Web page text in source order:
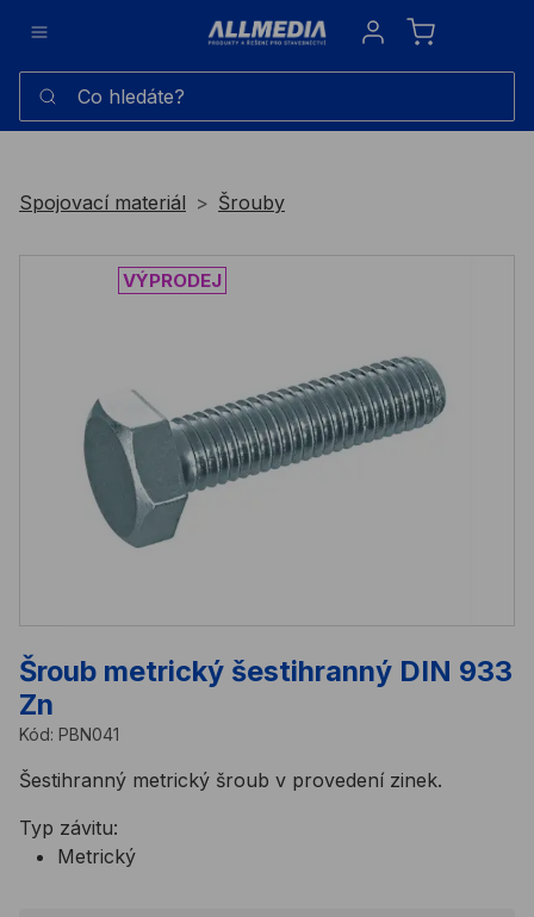
Sign in
Co hledáte?
Spojovací materiál Šrouby
Šroub metrický šestihranný DIN 933
Zn
Kód: PBN041
Šestihranný metrický šroub v provedení zinek.
Typ závitu:
Metrický